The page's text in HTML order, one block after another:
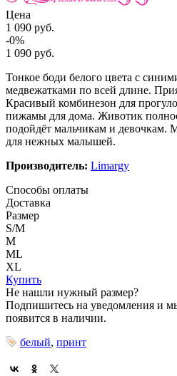
Цена
1 090 руб.
-0%
1 090 руб.
Тонкое боди белого цвета с
медвежатками по всей длине.
Красивый комбинезон для
пижамы для дома. Животик
подойдёт мальчикам и девочкам.
для нежных малышей.
Производитель: Limargy
Способы оплаты
Доставка
Размер
S/M
M
ML
XL
Купить
Не нашли нужный размер?
Подпишитесь на уведомления и
появится в наличии.
белый, принт